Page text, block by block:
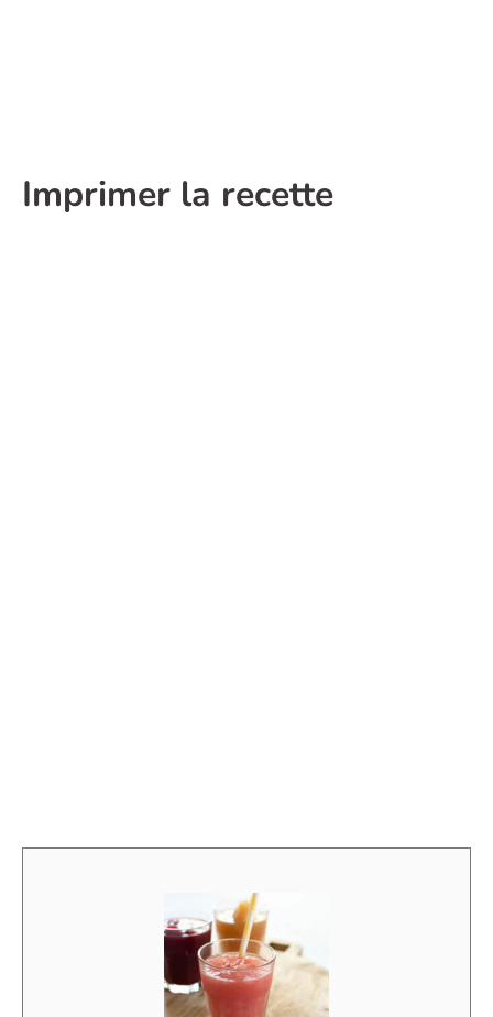
Imprimer la recette